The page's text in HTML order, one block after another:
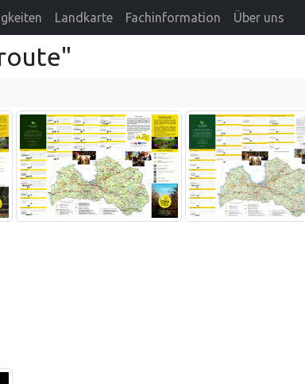
Landkarte Fachinformation Über uns